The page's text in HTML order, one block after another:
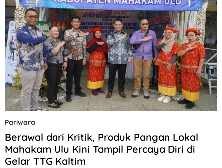
Pariwara
Berawal dari Kritik, Produk Pangan Lokal
Mahakam Ulu Kini Tampil Percaya Diri di
Gelar TTG Kaltim